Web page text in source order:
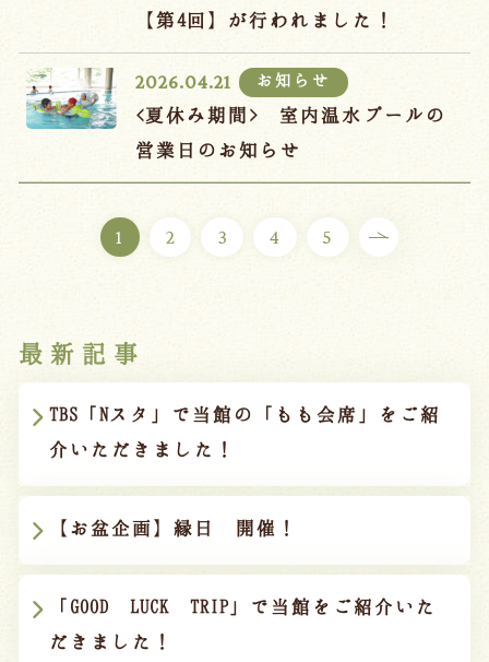
【第4回】が行われました！
2026.04.21 お知らせ
<夏休み期間> 室内温水プールの
営業日のお知らせ
1 2 3 4 5
最新記事
TBS「Nスタ」で当館の「もも会席」をご紹
介いただきました！
【お盆企画】縁日 開催！
「GOOD LUCK TRIP」で当館をご紹介いた
だきました！